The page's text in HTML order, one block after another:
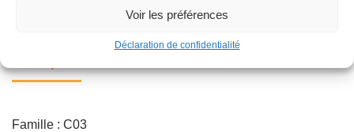
Voir les préférences
Déclaration de confidentialité
Famille : C03